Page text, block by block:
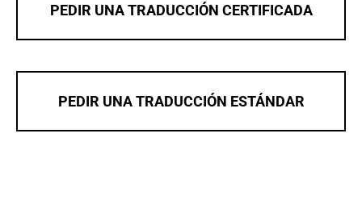
PEDIR UNA TRADUCCIÓN CERTIFICADA
PEDIR UNA TRADUCCIÓN ESTÁNDAR